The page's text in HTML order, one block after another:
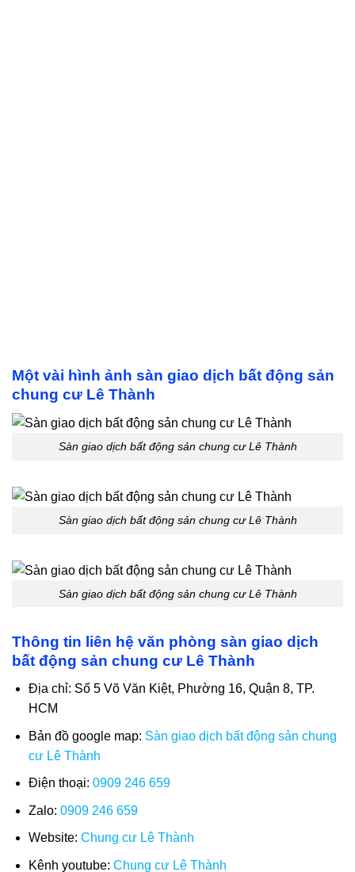
Một vài hình ảnh sàn giao dịch bất động sản
chung cư Lê Thành
Sàn giao dịch bất động sản chung cư Lê Thành
Sàn giao dịch bất động sản chung cư Lê Thành
Sàn giao dịch bất động sản chung cư Lê Thành
Thông tin liên hệ văn phòng sàn giao dịch
bất động sản chung cư Lê Thành
Địa chỉ: Số 5 Võ Văn Kiệt, Phường 16, Quận 8, TP.
HCM
Bản đồ google map: Sàn giao dịch bất động sản chung
cư Lê Thành
Điện thoại: 0909 246 659
Zalo: 0909 246 659
Website: Chung cư Lê Thành
Kênh youtube: Chung cư Lê Thành